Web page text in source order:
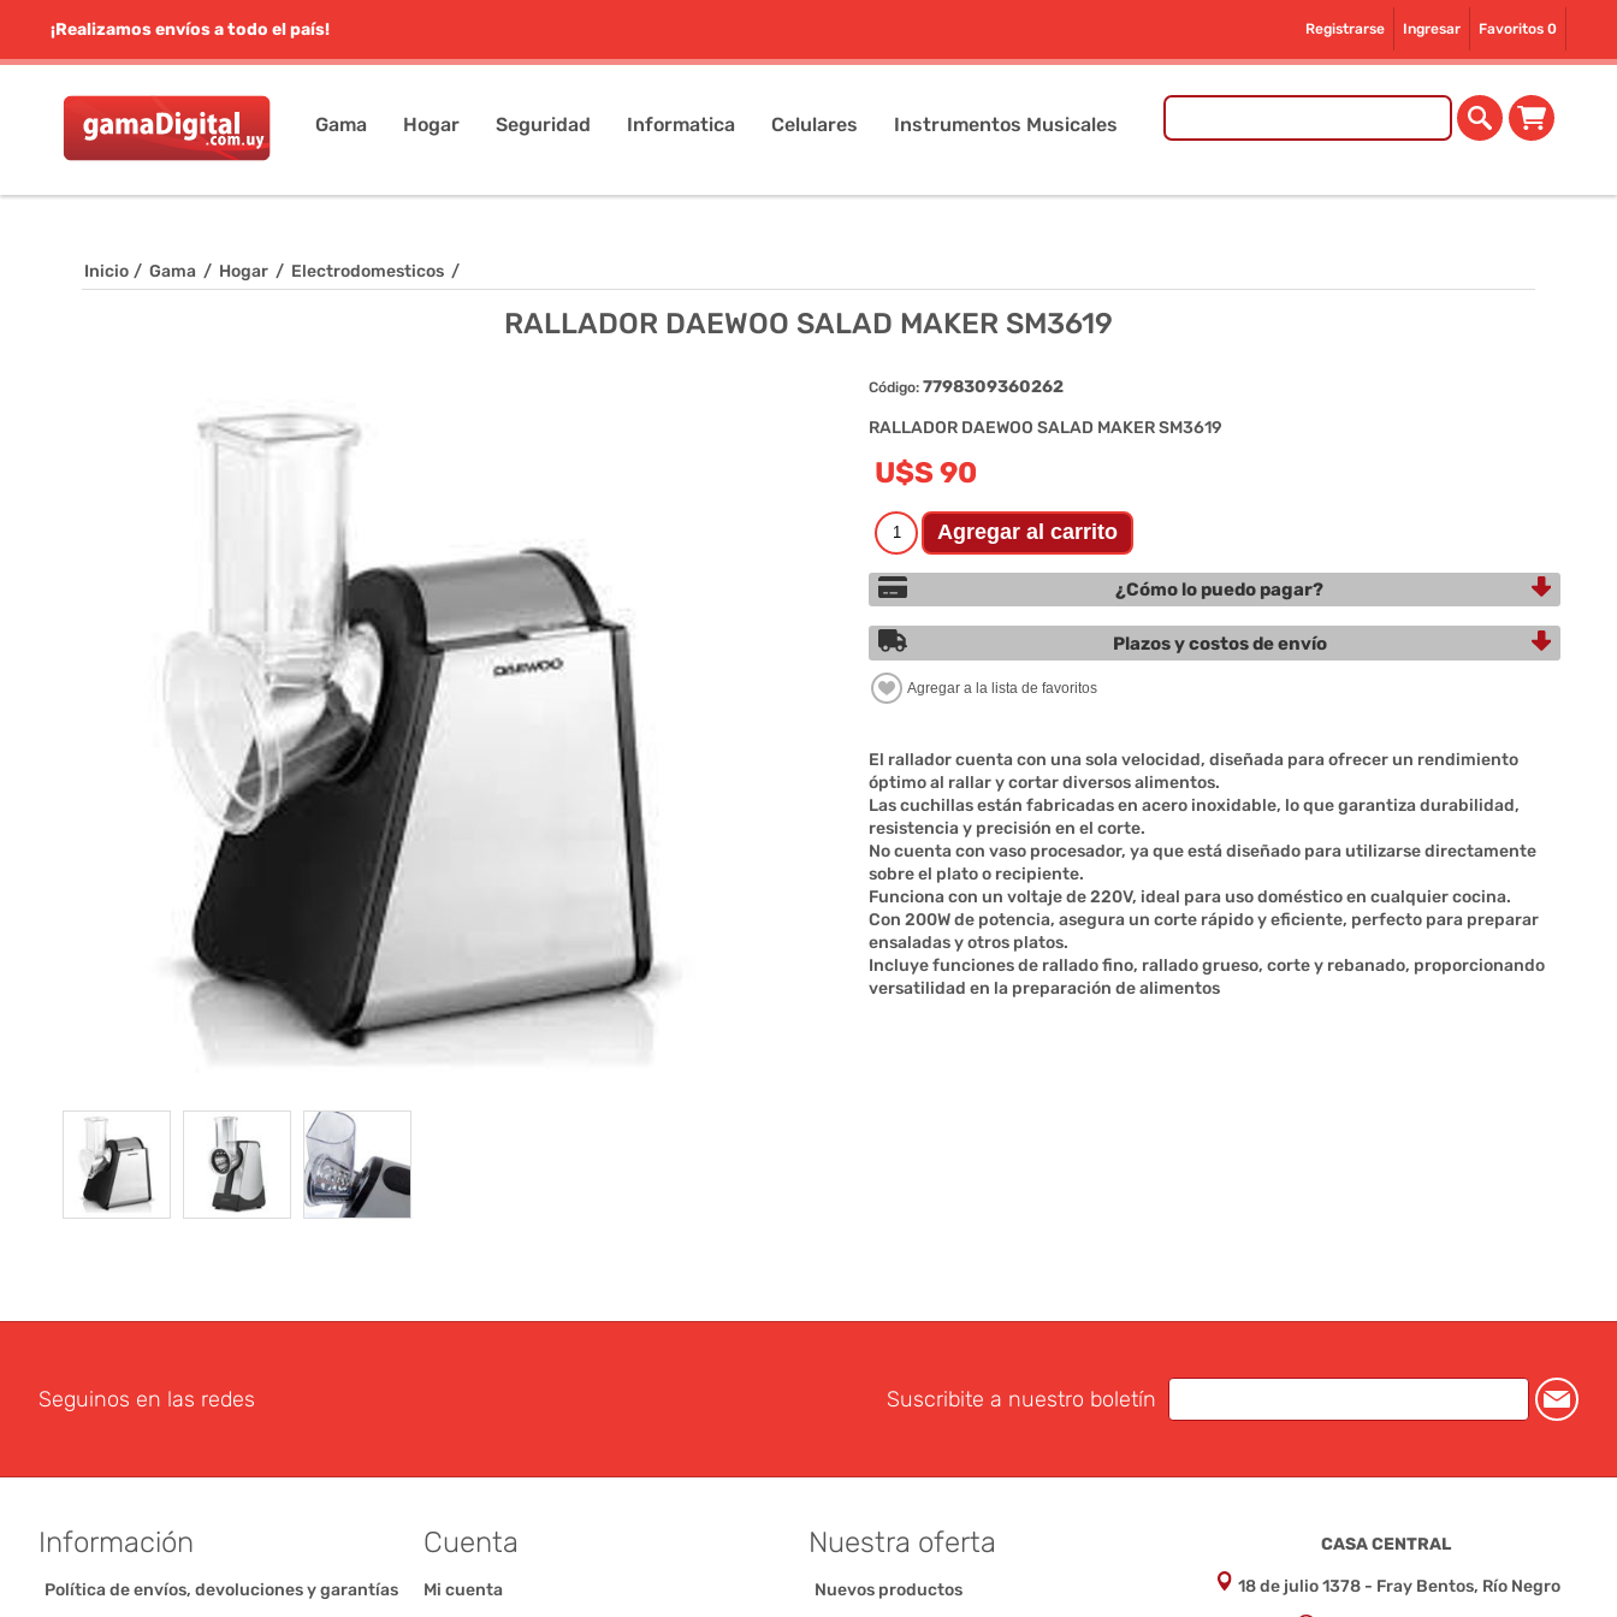
Registrarse Ingresar Favoritos 0
¡Realizamos envíos a todo el país!
Gama Hogar Seguridad Informatica Celulares Instrumentos Musicales
Inicio / Gama / Hogar / Electrodomesticos /
RALLADOR DAEWOO SALAD MAKER SM3619
Código: 7798309360262
RALLADOR DAEWOO SALAD MAKER SM3619
U$S 90
¿Cómo lo puedo pagar?
Plazos y costos de envío
El rallador cuenta con una sola velocidad, diseñada para ofrecer un rendimiento
óptimo al rallar y cortar diversos alimentos.
Las cuchillas están fabricadas en acero inoxidable, lo que garantiza durabilidad,
resistencia y precisión en el corte.
No cuenta con vaso procesador, ya que está diseñado para utilizarse directamente
sobre el plato o recipiente.
Funciona con un voltaje de 220V, ideal para uso doméstico en cualquier cocina.
Con 200W de potencia, asegura un corte rápido y eficiente, perfecto para preparar
ensaladas y otros platos.
Incluye funciones de rallado fino, rallado grueso, corte y rebanado, proporcionando
versatilidad en la preparación de alimentos
Seguinos en las redes Suscribite a nuestro boletín
Información
Política de envíos, devoluciones y garantías
Cuenta
Mi cuenta
Nuestra oferta
Nuevos productos
CASA CENTRAL
18 de julio 1378 - Fray Bentos, Río Negro